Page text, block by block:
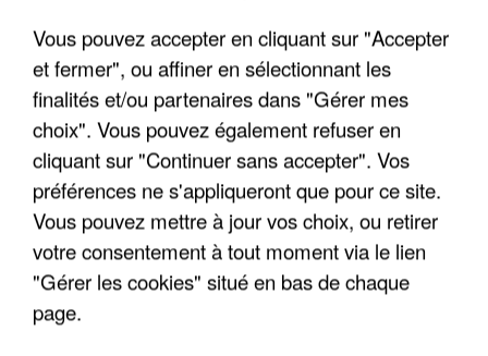
Vous pouvez accepter en cliquant sur "Accepter
et fermer", ou affiner en sélectionnant les
finalités et/ou partenaires dans "Gérer mes
choix". Vous pouvez également refuser en
cliquant sur "Continuer sans accepter". Vos
préférences ne s'appliqueront que pour ce site.
Vous pouvez mettre à jour vos choix, ou retirer
votre consentement à tout moment via le lien
"Gérer les cookies" situé en bas de chaque
page.